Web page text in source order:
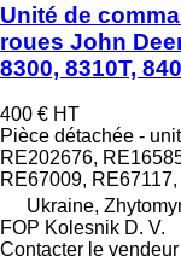
Unité de
roues John
8300, 8310T,
400 € HT
Pièce détachée -
RE202676,
RE67009,
Ukraine,
FOP Kolesnik D. V.
Contacter le vendeur